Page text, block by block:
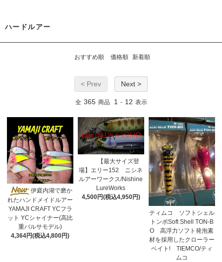
ハードルアー
おすすめ順 価格順 新着順
< Prev Next >
全 365 商品 1 - 12 表示
伊庭内湖で磨か
れたハンドメイドルアー
YAMAJI CRAFT YCフラ
ット YCシャイナー(高比
重バルサモデル)
4,364円(税込4,800円)
【最大サイズ登
場】エリー152 ニシネ
ルアーワークス/Nishine
LureWorks
4,500円(税込4,950円)
ティムコ ソフトシェル
トンボSoft Shell TON-B
O 高浮力ソフト発泡素
材を採用したクローラー
ベイト! TIEMCO/ティ
ムコ